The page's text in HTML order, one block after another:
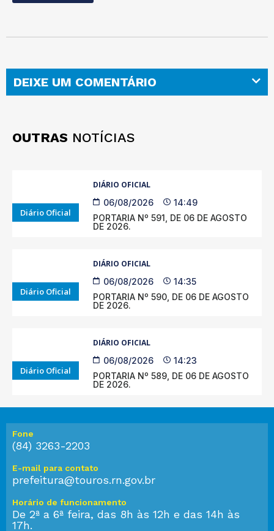
DEIXE UM COMENTÁRIO
OUTRAS NOTÍCIAS
Diário Oficial
DIÁRIO OFICIAL
06/08/2026
14:49
PORTARIA Nº 591, DE 06 DE AGOSTO
DE 2026.
Diário Oficial
DIÁRIO OFICIAL
06/08/2026
14:35
PORTARIA Nº 590, DE 06 DE AGOSTO
DE 2026.
Diário Oficial
DIÁRIO OFICIAL
06/08/2026
14:23
PORTARIA Nº 589, DE 06 DE AGOSTO
DE 2026.
Fone
(84) 3263-2203
E-mail para contato
prefeitura@touros.rn.gov.br
Horário de funcionamento
De 2ª a 6ª feira, das 8h às 12h e das 14h às
17h.